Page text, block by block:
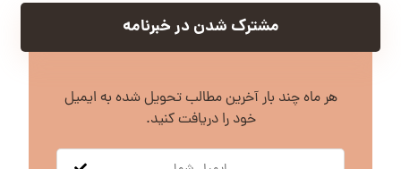
مشترک شدن در خبرنامه
هر ماه چند بار آخرین مطالب تحویل شده به ایمیل
خود را دریافت کنید.